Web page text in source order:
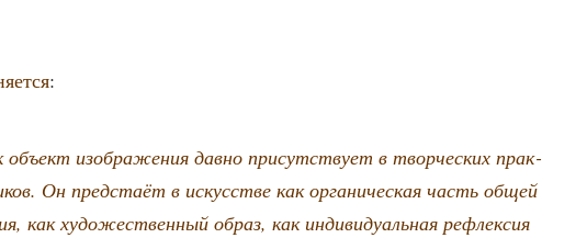
:
объ­ект изоб­ра­же­ния дав­но при­сут­ству­ет в твор­че­ских прак­
Он пред­ста­ёт в искус­стве как орга­ни­че­ская часть общей
как худо­же­ствен­ный образ, как инди­ви­ду­аль­ная рефлек­сия